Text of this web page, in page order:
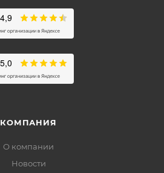
КОМПАНИЯ
О компании
Новости